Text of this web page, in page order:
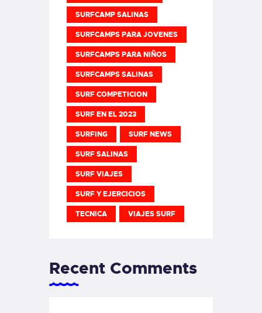
SURFCAMP SALINAS
SURFCAMPS PARA JOVENES
SURFCAMPS PARA NIÑOS
SURFCAMPS SALINAS
SURF COMPETICION
SURF EN EL 2023
SURFING SURF NEWS
SURF SALINAS
SURF VIAJES
SURF Y EJERCICIOS
TECNICA VIAJES SURF
Recent Comments